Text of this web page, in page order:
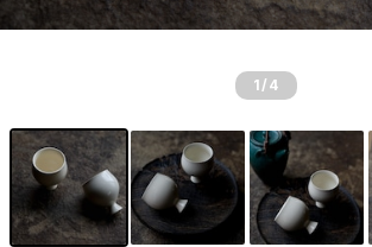
1 /4